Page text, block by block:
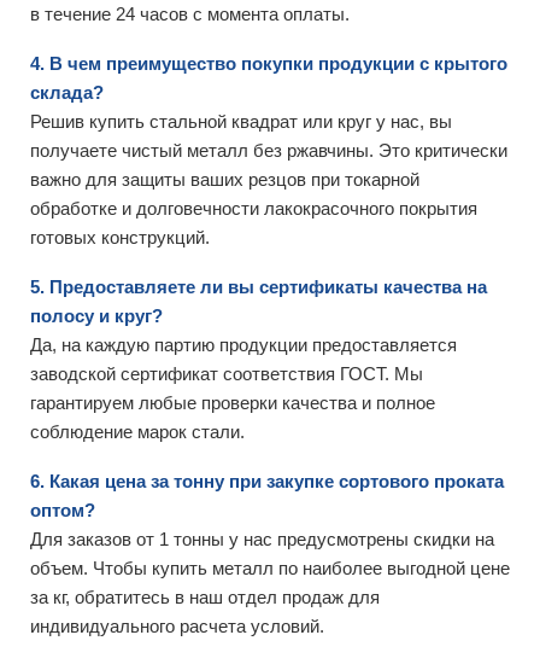
в течение 24 часов с момента оплаты.
4. В чем преимущество покупки продукции с крытого
склада?
Решив купить стальной квадрат или круг у нас, вы
получаете чистый металл без ржавчины. Это критически
важно для защиты ваших резцов при токарной
обработке и долговечности лакокрасочного покрытия
готовых конструкций.
5. Предоставляете ли вы сертификаты качества на
полосу и круг?
Да, на каждую партию продукции предоставляется
заводской сертификат соответствия ГОСТ. Мы
гарантируем любые проверки качества и полное
соблюдение марок стали.
6. Какая цена за тонну при закупке сортового проката
оптом?
Для заказов от 1 тонны у нас предусмотрены скидки на
объем. Чтобы купить металл по наиболее выгодной цене
за кг, обратитесь в наш отдел продаж для
индивидуального расчета условий.